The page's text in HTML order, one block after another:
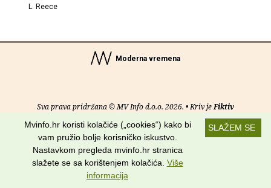
L. Reece
Moderna vremena
Sva prava pridržana © MV Info d.o.o. 2026. • Kriv jeFiktiv
O nama• Pomoć• Uvjeti korištenja•RSS kanali
Potraži nas na:
SLAŽEM SE
Mvinfo.hr koristi kolačiće („cookies“) kako bi
vam pružio bolje korisničko iskustvo.
Nastavkom pregleda mvinfo.hr stranica
slažete se sa korištenjem kolačića. Više
informacija